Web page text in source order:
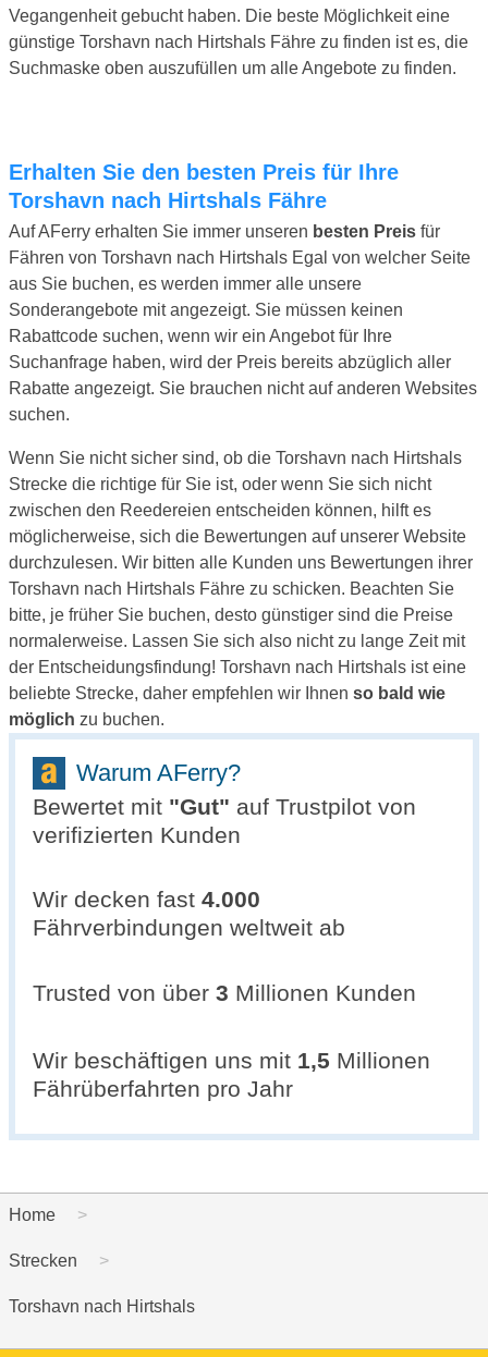
Vegangenheit gebucht haben. Die beste Möglichkeit eine
günstige Torshavn nach Hirtshals Fähre zu finden ist es, die
Suchmaske oben auszufüllen um alle Angebote zu finden.
Erhalten Sie den besten Preis für Ihre
Torshavn nach Hirtshals Fähre
Auf AFerry erhalten Sie immer unseren besten Preis für
Fähren von Torshavn nach Hirtshals Egal von welcher Seite
aus Sie buchen, es werden immer alle unsere
Sonderangebote mit angezeigt. Sie müssen keinen
Rabattcode suchen, wenn wir ein Angebot für Ihre
Suchanfrage haben, wird der Preis bereits abzüglich aller
Rabatte angezeigt. Sie brauchen nicht auf anderen Websites
suchen.
Wenn Sie nicht sicher sind, ob die Torshavn nach Hirtshals
Strecke die richtige für Sie ist, oder wenn Sie sich nicht
zwischen den Reedereien entscheiden können, hilft es
möglicherweise, sich die Bewertungen auf unserer Website
durchzulesen. Wir bitten alle Kunden uns Bewertungen ihrer
Torshavn nach Hirtshals Fähre zu schicken. Beachten Sie
bitte, je früher Sie buchen, desto günstiger sind die Preise
normalerweise. Lassen Sie sich also nicht zu lange Zeit mit
der Entscheidungsfindung! Torshavn nach Hirtshals ist eine
beliebte Strecke, daher empfehlen wir Ihnen so bald wie
möglich zu buchen.
Warum AFerry?
Bewertet mit "Gut" auf Trustpilot von
verifizierten Kunden
Wir decken fast 4.000
Fährverbindungen weltweit ab
Trusted von über 3 Millionen Kunden
Wir beschäftigen uns mit 1,5 Millionen
Fährüberfahrten pro Jahr
Home
Strecken
Torshavn nach Hirtshals